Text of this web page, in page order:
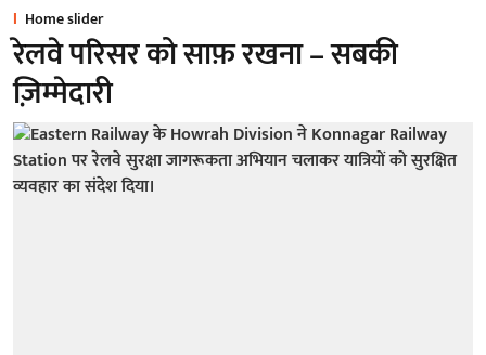
Home slider
रेलवे परिसर को साफ़ रखना – सबकी
ज़िम्मेदारी